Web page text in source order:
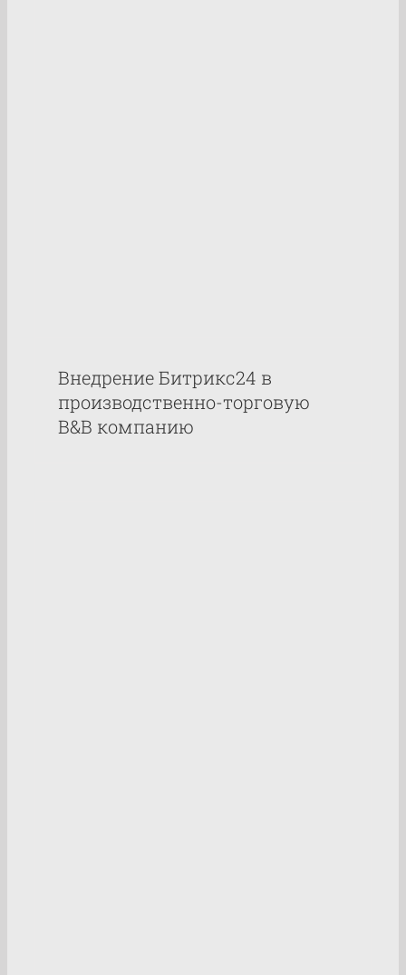
Внедрение Битрикс24 в
производственно-торговую
B&B компанию